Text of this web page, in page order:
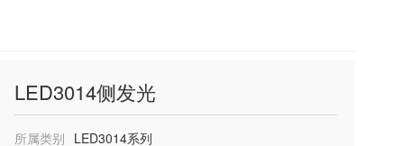
LED3014侧发光
所属类别 LED3014系列